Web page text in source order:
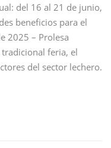
del 16 al 21 de junio,
beneficios para el
2025 – Prolesa
feria, el
del sector lechero.